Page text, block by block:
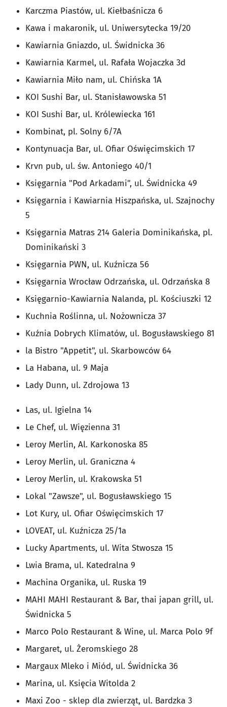
Karczma Piastów, ul. Kiełbaśnicza 6
Kawa i makaronik, ul. Uniwersytecka 19/20
Kawiarnia Gniazdo, ul. Świdnicka 36
Kawiarnia Karmel, ul. Rafała Wojaczka 3d
Kawiarnia Miło nam, ul. Chińska 1A
KOI Sushi Bar, ul. Stanisławowska 51
KOI Sushi Bar, ul. Królewiecka 161
Kombinat, pl. Solny 6/7A
Kontynuacja Bar, ul. Ofiar Oświęcimskich 17
Krvn pub, ul. św. Antoniego 40/1
Księgarnia "Pod Arkadami", ul. Świdnicka 49
Księgarnia i Kawiarnia Hiszpańska, ul. Szajnochy
5
Księgarnia Matras 214 Galeria Dominikańska, pl.
Dominikański 3
Księgarnia PWN, ul. Kuźnicza 56
Księgarnia Wrocław Odrzańska, ul. Odrzańska 8
Księgarnio-Kawiarnia Nalanda, pl. Kościuszki 12
Kuchnia Roślinna, ul. Nożownicza 37
Kuźnia Dobrych Klimatów, ul. Bogusławskiego 81
la Bistro "Appetit", ul. Skarbowców 64
La Habana, ul. 9 Maja
Lady Dunn, ul. Zdrojowa 13
Las, ul. Igielna 14
Le Chef, ul. Więzienna 31
Leroy Merlin, Al. Karkonoska 85
Leroy Merlin, ul. Graniczna 4
Leroy Merlin, ul. Krakowska 51
Lokal "Zawsze", ul. Bogusławskiego 15
Lot Kury, ul. Ofiar Oświęcimskich 17
LOVEAT, ul. Kuźnicza 25/1a
Lucky Apartments, ul. Wita Stwosza 15
Lwia Brama, ul. Katedralna 9
Machina Organika, ul. Ruska 19
MAHI MAHI Restaurant & Bar, thai japan grill, ul.
Świdnicka 5
Marco Polo Restaurant & Wine, ul. Marca Polo 9f
Margaret, ul. Żeromskiego 28
Margaux Mleko i Miód, ul. Świdnicka 36
Marina, ul. Księcia Witolda 2
Maxi Zoo - sklep dla zwierząt, ul. Bardzka 3